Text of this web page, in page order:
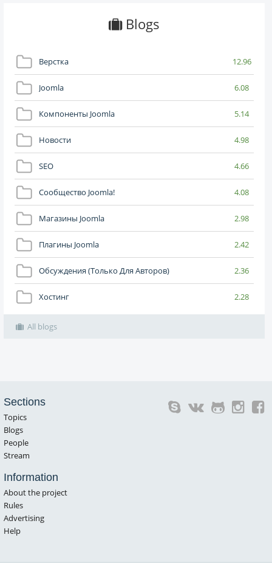
Blogs
Верстка 12.96
Joomla 6.08
Компоненты Joomla 5.14
Новости 4.98
SEO 4.66
Сообщество Joomla! 4.08
Магазины Joomla 2.98
Плагины Joomla 2.42
Обсуждения (только Для Авторов) 2.36
Хостинг 2.28
All blogs
Sections
Topics
Blogs
People
Stream
Information
About the project
Rules
Advertising
Help